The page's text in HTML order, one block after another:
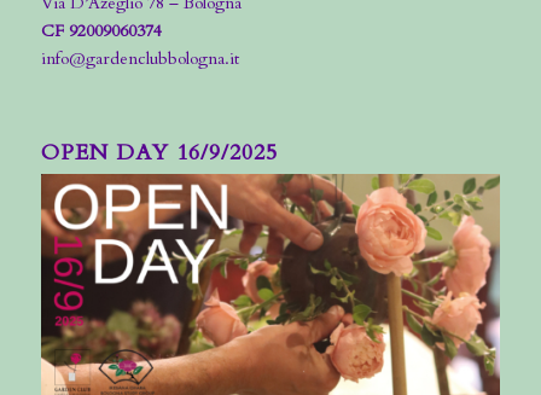
CF 92009060374
info@gardenclubbologna.it
OPEN DAY 16/9/2025